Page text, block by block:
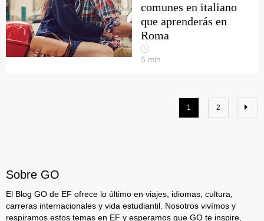
comunes en italiano
que aprenderás en
Roma
5 min
1 2
Sobre GO
El Blog GO de EF ofrece lo último en viajes, idiomas, cultura,
carreras internacionales y vida estudiantil. Nosotros vivímos y
respiramos estos temas en EF y esperamos que GO te inspire,